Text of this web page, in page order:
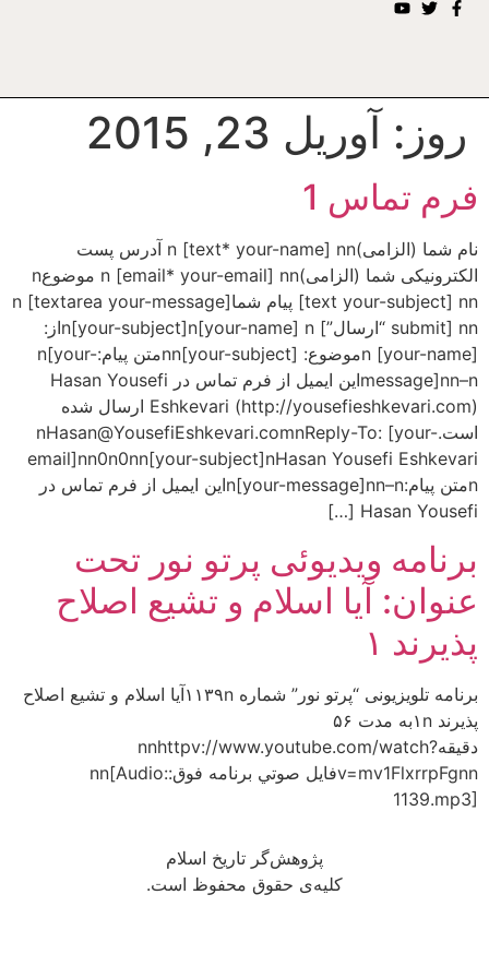
روز: آوریل 23, 2015
فرم تماس 1
نام شما (الزامی)n [text* your-name] nn آدرس پست
الکترونیکی شما (الزامی)n [email* your-email] nn موضوعn
[text your-subject] nn پیام شماn [textarea your-message]
nn [submit “ارسال”] n[your-subject]n[your-name] nاز:
[your-name] nموضوع: [your-subject]nnمتن پیام:n[your-
message]nn–nاین ایمیل از فرم تماس در Hasan Yousefi
Eshkevari (http://yousefieshkevari.com) ارسال شده
است.nHasan@YousefiEshkevari.comnReply-To: [your-
email]nn0n0nn[your-subject]nHasan Yousefi Eshkevari
nمتن پیام:n[your-message]nn–nاین ایمیل از فرم تماس در
Hasan Yousefi […]
برنامه ويديوئى پرتو نور تحت
عنوان: آيا اسلام و تشيع اصلاح
پذيرند ۱
برنامه تلويزيونى “پرتو نور” شماره ۱۱۳۹nآيا اسلام و تشيع اصلاح
پذيرند ۱nبه مدت ۵۶
دقيقهnnhttpv://www.youtube.com/watch?
v=mv1FlxrrpFgnnفايل صوتي برنامه فوق:nn[Audio:
1139.mp3]
پژوهش‌گر تاریخ اسلام
کلیه‌ی حقوق محفوظ است.